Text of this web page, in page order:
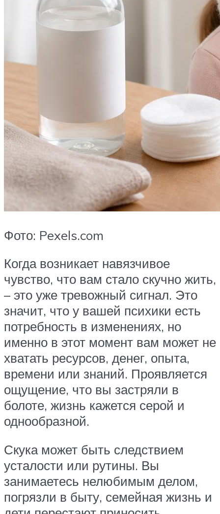
Фото: Pexels.com
Когда возникает навязчивое
чувство, что вам стало скучно жить,
– это уже тревожный сигнал. Это
значит, что у вашей психики есть
потребность в изменениях, но
именно в этот момент вам может не
хватать ресурсов, денег, опыта,
времени или знаний. Проявляется
ощущение, что вы застряли в
болоте, жизнь кажется серой и
однообразной.
Скука может быть следствием
усталости или рутины. Вы
занимаетесь нелюбимым делом,
погрязли в быту, семейная жизнь и